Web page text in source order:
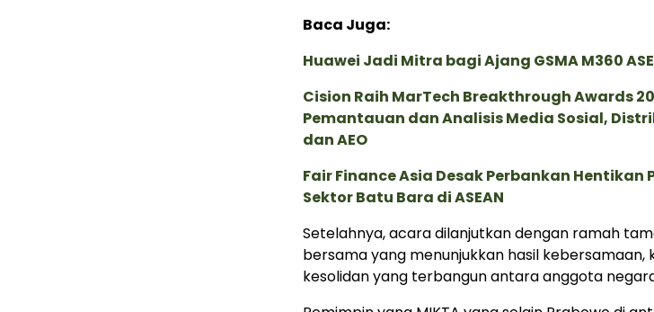
Baca Juga:
Huawei Jadi Mitra bagi Ajang GSMA M360
Cision Raih MarTech Breakthrough Awards
Pemantauan dan Analisis Media Sosial,
dan AEO
Fair Finance Asia Desak Perbankan
Sektor Batu Bara di ASEAN
Setelahnya, acara dilanjutkan dengan ramah
bersama yang menunjukkan hasil kebersamaan,
kesolidan yang terbangun antara anggota